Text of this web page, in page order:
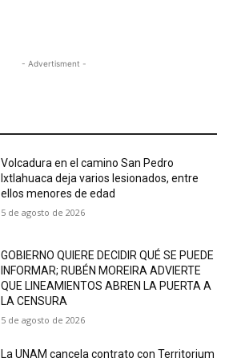
- Advertisment -
Volcadura en el camino San Pedro
Ixtlahuaca deja varios lesionados, entre
ellos menores de edad
5 de agosto de 2026
GOBIERNO QUIERE DECIDIR QUÉ SE PUEDE
INFORMAR; RUBÉN MOREIRA ADVIERTE
QUE LINEAMIENTOS ABREN LA PUERTA A
LA CENSURA
5 de agosto de 2026
La UNAM cancela contrato con Territorium